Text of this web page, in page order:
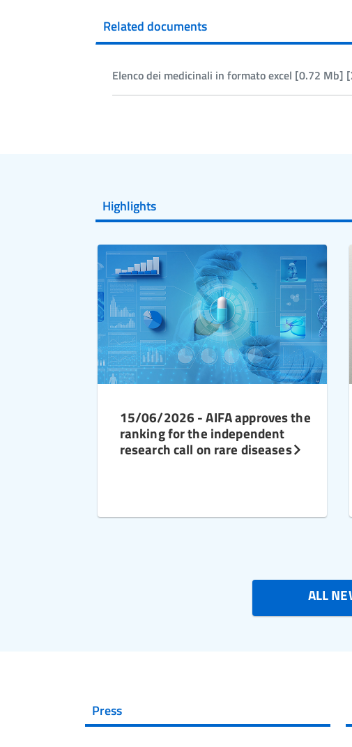
Related documents
Elenco dei medicinali in formato excel [0.72 Mb]
Highlights
15/06/2026 - AIFA approves the
ranking for the independent
research call on rare diseases
ALL
Press